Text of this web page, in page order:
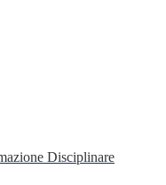
Disciplinare